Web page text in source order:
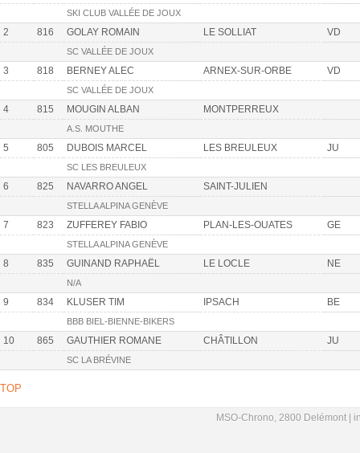
SKI CLUB VALLÉE DE JOUX
2 816 GOLAY ROMAIN LE SOLLIAT VD
SC VALLÉE DE JOUX
3 818 BERNEY ALEC ARNEX-SUR-ORBE VD
SC VALLÉE DE JOUX
4 815 MOUGIN ALBAN MONTPERREUX
A.S. MOUTHE
5 805 DUBOIS MARCEL LES BREULEUX JU
SC LES BREULEUX
6 825 NAVARRO ANGEL SAINT-JULIEN
STELLA ALPINA GENÈVE
7 823 ZUFFEREY FABIO PLAN-LES-OUATES GE
STELLA ALPINA GENÈVE
8 835 GUINAND RAPHAËL LE LOCLE NE
N/A
9 834 KLUSER TIM IPSACH BE
BBB BIEL-BIENNE-BIKERS
10 865 GAUTHIER ROMANE CHÂTILLON JU
SC LA BRÉVINE
TOP
MSO-Chrono, 2800 Delémont |